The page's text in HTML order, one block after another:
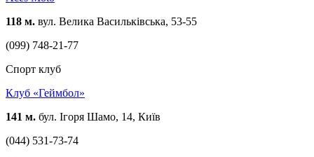
118 м. вул. Велика Васильківська, 53-55
(099) 748-21-77
Спорт клуб
Клуб «Геймбол»
141 м. бул. Ігоря Шамо, 14, Київ
(044) 531-73-74